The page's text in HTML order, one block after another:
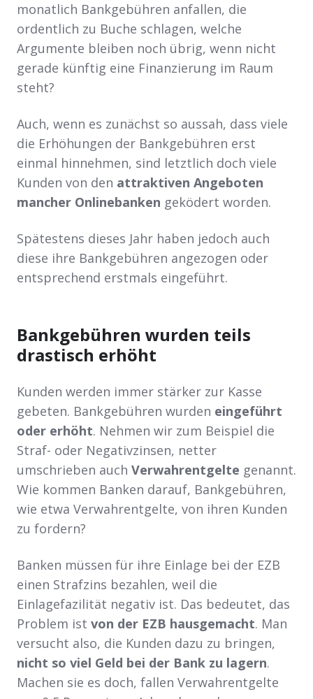
monatlich Bankgebühren anfallen, die
ordentlich zu Buche schlagen, welche
Argumente bleiben noch übrig, wenn nicht
gerade künftig eine Finanzierung im Raum
steht?
Auch, wenn es zunächst so aussah, dass viele
die Erhöhungen der Bankgebühren erst
einmal hinnehmen, sind letztlich doch viele
Kunden von den attraktiven Angeboten
mancher Onlinebanken geködert worden.
Spätestens dieses Jahr haben jedoch auch
diese ihre Bankgebühren angezogen oder
entsprechend erstmals eingeführt.
Bankgebühren wurden teils
drastisch erhöht
Kunden werden immer stärker zur Kasse
gebeten. Bankgebühren wurden eingeführt
oder erhöht. Nehmen wir zum Beispiel die
Straf- oder Negativzinsen, netter
umschrieben auch Verwahrentgelte genannt.
Wie kommen Banken darauf, Bankgebühren,
wie etwa Verwahrentgelte, von ihren Kunden
zu fordern?
Banken müssen für ihre Einlage bei der EZB
einen Strafzins bezahlen, weil die
Einlagefazilität negativ ist. Das bedeutet, das
Problem ist von der EZB hausgemacht. Man
versucht also, die Kunden dazu zu bringen,
nicht so viel Geld bei der Bank zu lagern.
Machen sie es doch, fallen Verwahrentgelte